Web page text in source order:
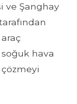
ve Şanghay
hava